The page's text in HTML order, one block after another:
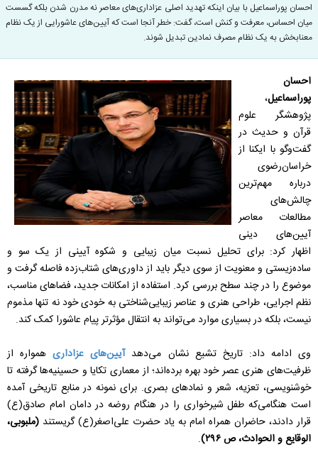
احسان پوراسماعیل با بیان اینکه تهدید اصلی عزاداری‌های معاصر نه مدرن شدن بلکه گسست
میان احساس، معرفت و کنش است، گفت: خطر آنجا است که آیین‌های عاشورایی از یک نظام
معنابخش به یک نظام مصرف نمادین تبدیل شوند.
احسان
پوراسماعیل،
پژوهشگر علوم
قرآن و حدیث در
گفت‌وگو با ایکنا از
خراسان‌رضوی
درباره مهم‌ترین
چالش‌های
مطالعات معاصر
آیین‌های دینی
اظهار کرد: برای تحلیل نسبت میان زیبایی و شکوه آیینی از یک سو و
ساده‌زیستی و معنویت از سوی دیگر باید از داوری‌های شتاب‌زده فاصله گرفت و
موضوع را در چند سطح بررسی کرد. استفاده از امکانات جدید، فضاهای مناسب،
نظم اجرایی، طراحی هنری و عناصر زیبایی‌شناختی به خودی خود نه تنها مذموم
نیست، بلکه در بسیاری موارد می‌تواند به انتقال مؤثرتر پیام عاشورا کمک کند.
وی ادامه داد: تاریخ تشیع نشان می‌دهدآیین‌های عزاداریهمواره از
ظرفیت‌های هنری عصر خود بهره برده‌اند؛ از معماری تکایا و حسینیه‌ها گرفته تا
خوشنویسی، تعزیه، شعر و نمادهای بصری. برای نمونه در منابع تاریخی آمده
است هنگامی‌که طفل شیرخواری را در هنگام روضه در دامان امام صادق(ع)
قرار دادند، حاضران همراه امام به یاد حضرت علی‌اصغر(ع) گریستند (ملبوبی،
الوقایع و الحوادث، ص ۲۹۶)
.